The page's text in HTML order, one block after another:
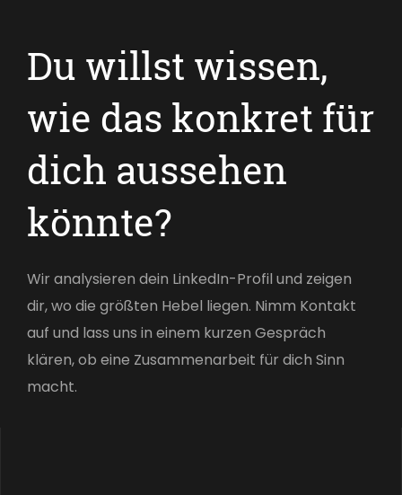
Du willst wissen,
wie das konkret für
dich aussehen
könnte?
Wir analysieren dein LinkedIn-Profil und zeigen
dir, wo die größten Hebel liegen. Nimm Kontakt
auf und lass uns in einem kurzen Gespräch
klären, ob eine Zusammenarbeit für dich Sinn
macht.